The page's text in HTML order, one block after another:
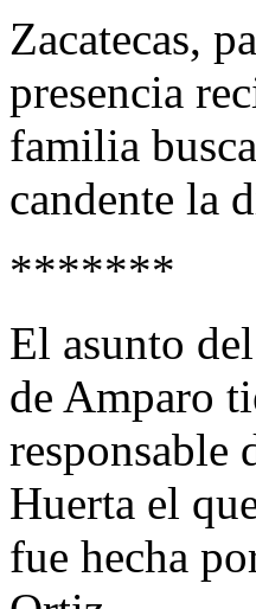
Zacatecas,
presencia
familia
candente la
*******
El asunto
de Amparo
responsable
Huerta el
fue hecha